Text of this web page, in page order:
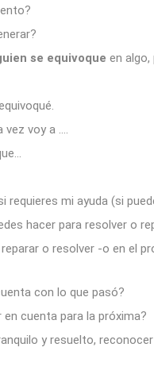
se equivoque en
vez voy a ….
requieres mi ayuda (si
hacer para resolver o
o resolver -o en el
con lo que pasó?
en cuenta para la próxima?
y resuelto,